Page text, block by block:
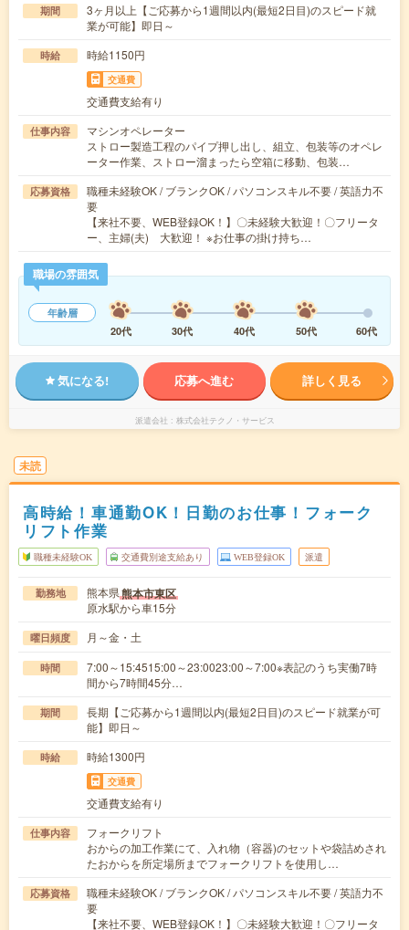
期間
3ヶ月以上【ご応募から1週間以内(最短2日目)のスピード就
業が可能】即日～
時給 時給1150円
交通費
交通費支給有り
仕事内容
マシンオペレーター
ストロー製造工程のパイプ押し出し、組立、包装等のオペレ
ーター作業、ストロー溜まったら空箱に移動、包装…
応募資格
職種未経験OK / ブランクOK / パソコンスキル不要 / 英語力不
要
【来社不要、WEB登録OK！】〇未経験大歓迎！〇フリータ
ー、主婦(夫) 大歓迎！ ※お仕事の掛け持ち…
職場の雰囲気
年齢層
20代
30代 40代 50代 60代
気になる! 応募へ進む 詳しく見る
派遣会社 株式会社テクノ・サービス
未読
高時給！車通勤OK！日勤のお仕事！フォーク
リフト作業
職種未経験OK 交通費別途支給あり WEB登録OK 派遣
勤務地 熊本県熊本市東区
原水駅から車15分
曜日頻度 月～金・土
時間
7:00～15:4515:00～23:0023:00～7:00※表記のうち実働7時
間から7時間45分…
期間
長期【ご応募から1週間以内(最短2日目)のスピード就業が可
能】即日～
時給 時給1300円
交通費
交通費支給有り
仕事内容
フォークリフト
おからの加工作業にて、入れ物（容器)のセットや袋詰めされ
たおからを所定場所までフォークリフトを使用し…
応募資格
職種未経験OK / ブランクOK / パソコンスキル不要 / 英語力不
要
【来社不要、WEB登録OK！】〇未経験大歓迎！〇フリータ